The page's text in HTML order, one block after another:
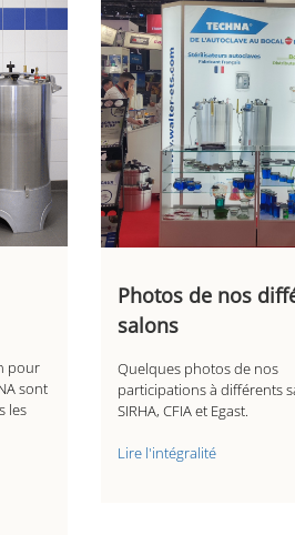
pour
sont
les
Photos de nos
salons
Quelques photos de nos
participations à différents
SIRHA, CFIA et Egast.
Lire l'intégralité